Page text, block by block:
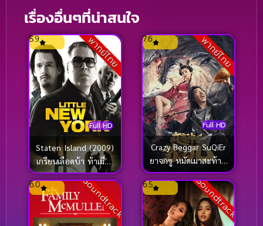
เรื่องอื่นๆที่น่าสนใจ
พากย์ไทย
Full HD
5.9
Staten Island (2009)
เกรียนเลือดบ้า ท้าเมือง
แสบ
พากย์ไทย
Full HD
7.6
Crazy Beggar SuQiEr
ยาจกซู หมัดเมาสะท้าน
ฟ้า (2020)
Soundtrack
6.0 Soundtrack
6.5